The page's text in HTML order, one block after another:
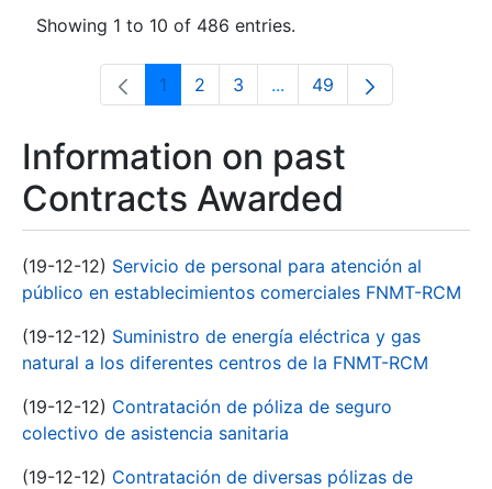
Showing 1 to 10 of 486 entries.
Page
1 Page
2 Page
3 ...Intermediate Pages Use
Page
49
Information on past
Contracts Awarded
(19-12-12) Servicio de personal para atención al
público en establecimientos comerciales FNMT-RCM
(19-12-12) Suministro de energía eléctrica y gas
natural a los diferentes centros de la FNMT-RCM
(19-12-12) Contratación de póliza de seguro
colectivo de asistencia sanitaria
(19-12-12) Contratación de diversas pólizas de